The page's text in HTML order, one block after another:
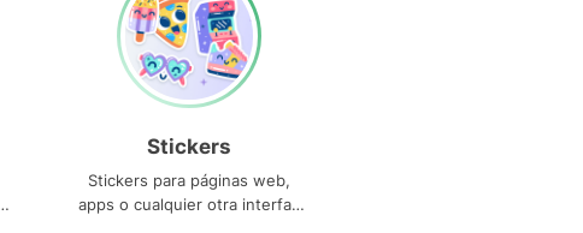
Stickers
Stickers para páginas web,
apps o cualquier otra interfaz